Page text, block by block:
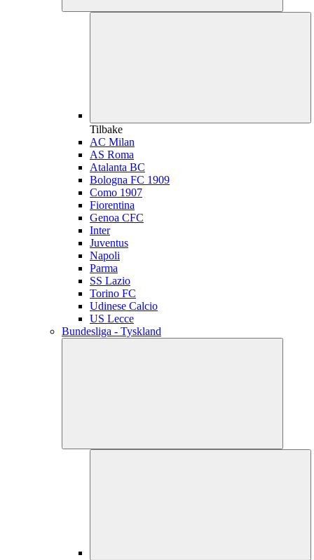
Tilbake
AC Milan
AS Roma
Atalanta BC
Bologna FC 1909
Como 1907
Fiorentina
Genoa CFC
Inter
Juventus
Napoli
Parma
SS Lazio
Torino FC
Udinese Calcio
US Lecce
Bundesliga - Tyskland